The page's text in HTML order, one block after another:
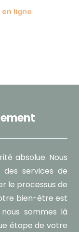
en ligne
absolue. Nous
des services de
le processus de
bien-être est
sommes là
étape de votre